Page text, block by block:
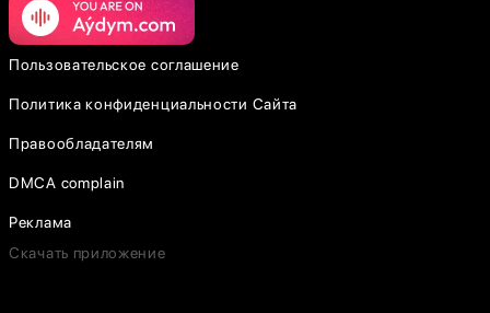
Пользовательское соглашение
Политика конфиденциальности Сайта
Правообладателям
DMCA complain
Реклама
Скачать приложение